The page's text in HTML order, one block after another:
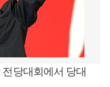
당대회에서 당대